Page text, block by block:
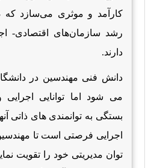
کارآمد و موثری می‌سازد که
رشد سازمان‌های اقتصادی-
دارند.
دانش فنی مهندسین در
می شود اما توانایی اجرایی
بستگی به توانمندی های ذاتی
اجرایی فرصتی است تا
توان مدیریتی خود را تقویت